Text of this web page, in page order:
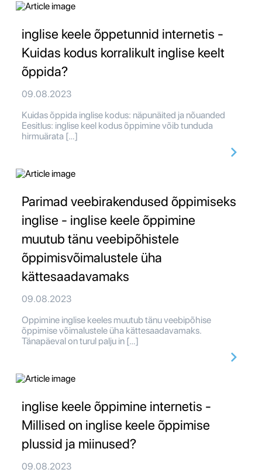
inglise keele õppetunnid internetis -
Kuidas kodus korralikult inglise keelt
õppida?
09.08.2023
Kuidas õppida inglise kodus: näpunäited ja nõuanded
Eesitlus: inglise keel kodus õppimine võib tunduda
hirmuärata […]
Parimad veebirakendused õppimiseks
inglise - inglise keele õppimine
muutub tänu veebipõhistele
õppimisvõimalustele üha
kättesaadavamaks
09.08.2023
Oppimine inglise keeles muutub tänu veebipõhise
õppimise võimalustele üha kättesaadavamaks.
Tänapäeval on turul palju in […]
inglise keele õppimine internetis -
Millised on inglise keele õppimise
plussid ja miinused?
09.08.2023